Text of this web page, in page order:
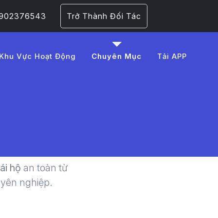
Trở Thành Đối Tác
Khu Vực Hoạt Động Chuyên Mục Tải APP
Hộ
hộ an toàn từ
nghiệp.